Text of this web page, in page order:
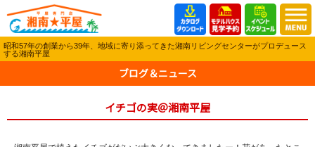
昭和57年の創業から39年、地域に寄り添ってきた湘南リビングセンターがプロデュース
する湘南平屋
ブログ＆ニュース
イチゴの実＠湘南平屋